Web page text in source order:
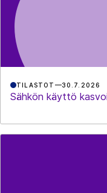
TILASTOT 30.7.2026
Sähkön käyttö